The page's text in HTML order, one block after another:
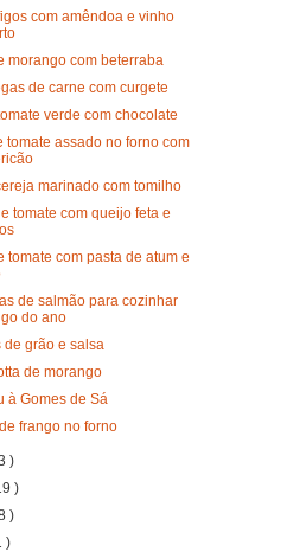
com amêndoa e vinho
morango com beterraba
de carne com curgete
verde com chocolate
tomate assado no forno com
marinado com tomilho
tomate com queijo feta e
tomate com pasta de atum e
de salmão para cozinhar
do ano
de grão e salsa
de morango
à Gomes de Sá
frango no forno
)
)
)
)